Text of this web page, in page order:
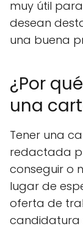
muy útil
desean
una buena
¿Por
una
Tener una
redactada
conseguir o
lugar de
oferta de
candidatura